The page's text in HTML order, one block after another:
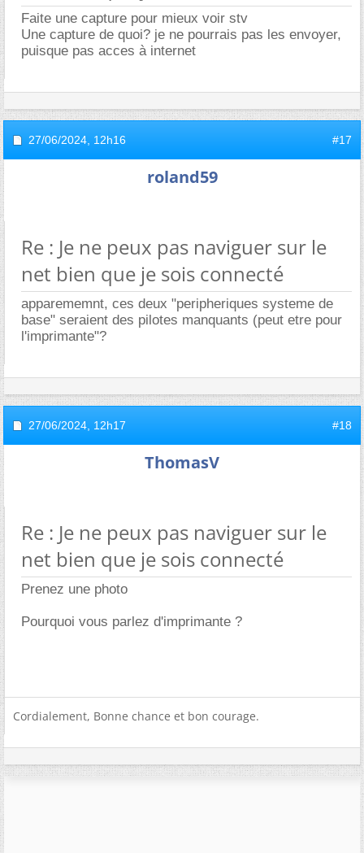
Faite une capture pour mieux voir stv
Une capture de quoi? je ne pourrais pas les envoyer,
puisque pas acces à internet
27/06/2024, 12h16 #17
roland59
Re : Je ne peux pas naviguer sur le
net bien que je sois connecté
apparememnt, ces deux "peripheriques systeme de
base" seraient des pilotes manquants (peut etre pour
l'imprimante"?
27/06/2024, 12h17 #18
ThomasV
Re : Je ne peux pas naviguer sur le
net bien que je sois connecté
Prenez une photo
Pourquoi vous parlez d'imprimante ?
Cordialement, Bonne chance et bon courage.